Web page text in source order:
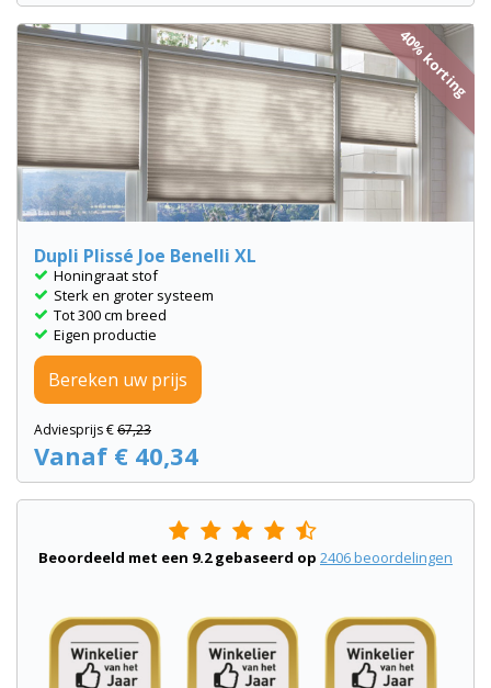
40% korting
Dupli Plissé Joe Benelli XL
Honingraat stof
Sterk en groter systeem
Tot 300 cm breed
Eigen productie
Bereken uw prijs
Adviesprijs €67,23
Vanaf € 40,34
Beoordeeld met een 9.2gebaseerd op 2406beoordelingen